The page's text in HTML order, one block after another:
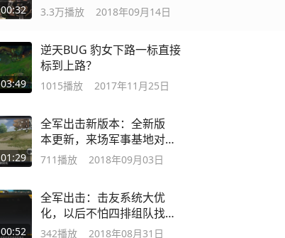
00:32
态最重要”
3.3万播放 2018年09月14日
03:49
逆天BUG 豹女下路一标直接
标到上路？
1015播放 2017年11月25日
01:29
全军出击新版本：全新版
本更新，来场军事基地对
决怎样
711播放 2018年09月03日
00:52
全军出击：击友系统大优
化，以后不怕四排组队找
不到人
342播放 2018年08月31日